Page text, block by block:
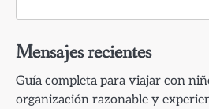
Mensajes recientes
Guía completa para viajar con
organización razonable y